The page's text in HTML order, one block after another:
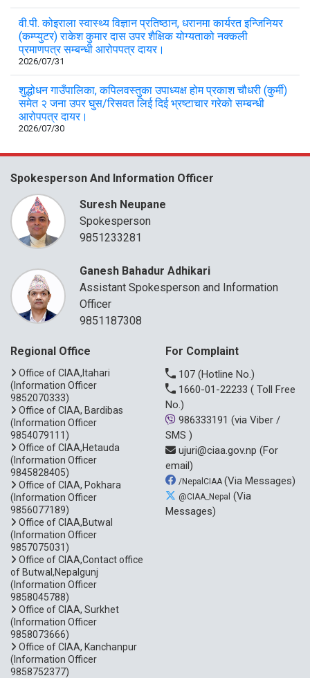
वी.पी. कोइराला स्वास्थ्य विज्ञान प्रतिष्ठान, धरानमा कार्यरत इन्जिनियर
(कम्प्युटर) राकेश कुमार दास उपर शैक्षिक योग्यताको नक्कली
प्रमाणपत्र सम्बन्धी आरोपपत्र दायर।
2026/07/31
शुद्धोधन गाउँपालिका, कपिलवस्तुका उपाध्यक्ष होम प्रकाश चौधरी (कुर्मी)
समेत २ जना उपर घुस/रिसवत लिई दिई भ्रष्टाचार गरेको सम्बन्धी
आरोपपत्र दायर।
2026/07/30
Spokesperson And Information Officer
Suresh Neupane
Spokesperson
9851233281
Ganesh Bahadur Adhikari
Assistant Spokesperson and Information
Officer
9851187308
Regional Office
Office of CIAA,Itahari
(Information Officer
9852070333)
Office of CIAA, Bardibas
(Information Officer
9854079111)
Office of CIAA,Hetauda
(Information Officer
9845828405)
Office of CIAA, Pokhara
(Information Officer
9856077189)
Office of CIAA,Butwal
(Information Officer
9857075031)
Office of CIAA,Contact office
of Butwal,Nepalgunj
(Information Officer
9858045788)
Office of CIAA, Surkhet
(Information Officer
9858073666)
Office of CIAA, Kanchanpur
(Information Officer
9858752377)
For Complaint
107 (Hotline No.)
1660-01-22233 ( Toll Free
No.)
986333191 (via Viber /
SMS )
ujuri@ciaa.gov.np (For
email)
/NepalCIAA (Via Messages)
@CIAA_Nepal (Via
Messages)